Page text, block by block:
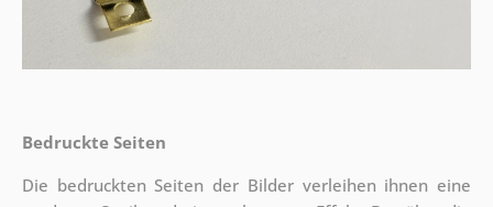
Bedruckte Seiten
Die bedruckten Seiten der Bilder verleihen ihnen eine